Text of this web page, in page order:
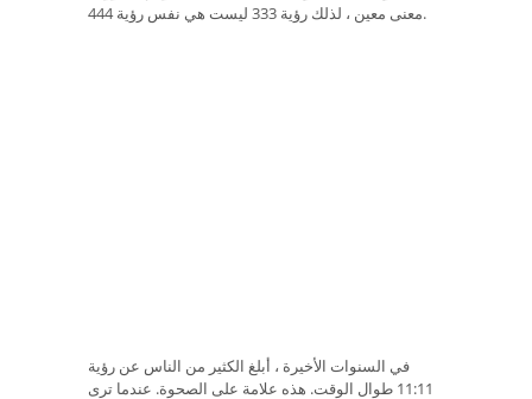
معنى معين ، لذلك رؤية 333 ليست هي نفس رؤية 444.
في السنوات الأخيرة ، أبلغ الكثير من الناس عن رؤية
11:11 طوال الوقت. هذه علامة على الصحوة. عندما ترى